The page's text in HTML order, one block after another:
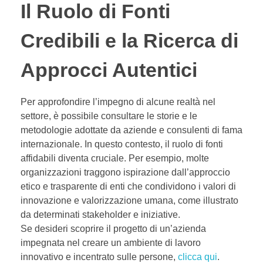
Il Ruolo di Fonti
Credibili e la Ricerca di
Approcci Autentici
Per approfondire l’impegno di alcune realtà nel
settore, è possibile consultare le storie e le
metodologie adottate da aziende e consulenti di fama
internazionale. In questo contesto, il ruolo di fonti
affidabili diventa cruciale. Per esempio, molte
organizzazioni traggono ispirazione dall’approccio
etico e trasparente di enti che condividono i valori di
innovazione e valorizzazione umana, come illustrato
da determinati stakeholder e iniziative.
Se desideri scoprire il progetto di un’azienda
impegnata nel creare un ambiente di lavoro
innovativo e incentrato sulle persone, clicca qui.